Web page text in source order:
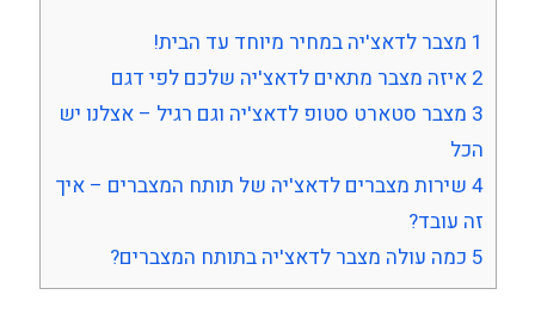
1 מצבר לדאצ'יה במחיר מיוחד עד הבית!
2 איזה מצבר מתאים לדאצ'יה שלכם לפי דגם
3 מצבר סטארט סטופ לדאצ'יה וגם רגיל – אצלנו יש
הכל
4 שירות מצברים לדאצ'יה של תותח המצברים – איך
זה עובד?
5 כמה עולה מצבר לדאצ'יה בתותח המצברים?